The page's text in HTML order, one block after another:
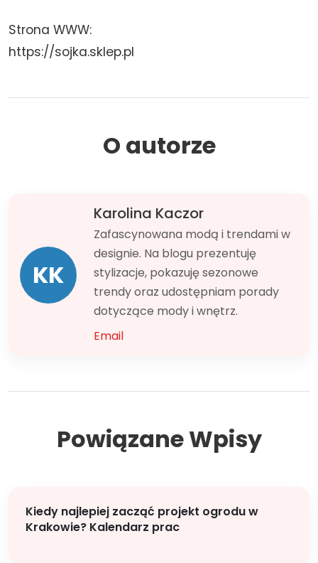
Strona WWW:
https://sojka.sklep.pl
O autorze
KK
Karolina Kaczor
Zafascynowana modą i trendami w
designie. Na blogu prezentuję
stylizacje, pokazuję sezonowe
trendy oraz udostępniam porady
dotyczące mody i wnętrz.
Email
Powiązane Wpisy
Kiedy najlepiej zacząć projekt ogrodu w
Krakowie? Kalendarz prac